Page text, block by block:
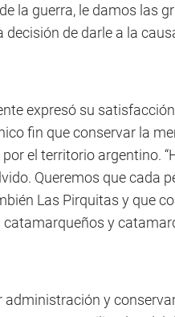
la guerra, le damos las
de darle a la
expresó su
fin que conservar la
el territorio argentino.
Queremos que cada
Las Pirquitas y que
y
administración y